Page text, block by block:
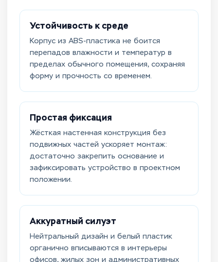
Устойчивость к среде
Корпус из ABS-пластика не боится
перепадов влажности и температур в
пределах обычного помещения, сохраняя
форму и прочность со временем.
Простая фиксация
Жёсткая настенная конструкция без
подвижных частей ускоряет монтаж:
достаточно закрепить основание и
зафиксировать устройство в проектном
положении.
Аккуратный силуэт
Нейтральный дизайн и белый пластик
органично вписываются в интерьеры
офисов, жилых зон и административных